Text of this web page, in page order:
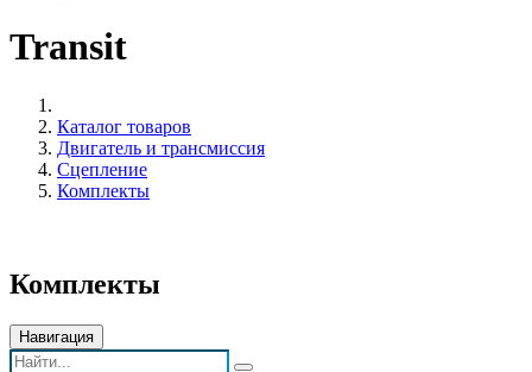
Transit
Каталог товаров
Двигатель и трансмиссия
Сцепление
Комплекты
Комплекты
Навигация